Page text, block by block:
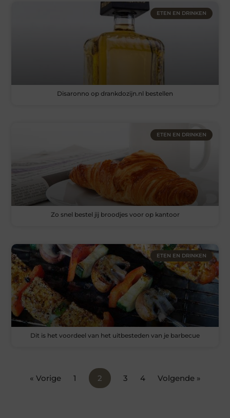
ETEN EN DRINKEN
Disaronno op drankdozijn.nl bestellen
ETEN EN DRINKEN
Zo snel bestel jij broodjes voor op kantoor
ETEN EN DRINKEN
Dit is het voordeel van het uitbesteden van je barbecue
« Vorige 1 2 3 4 Volgende »